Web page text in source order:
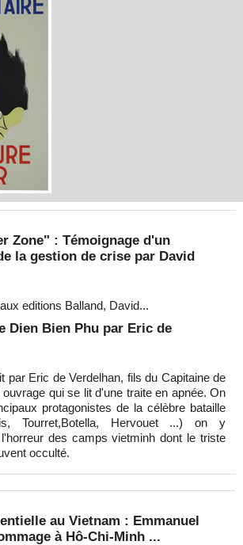
Zone" : Témoignage d'un
la gestion de crise par David
editions Balland, David...
Dien Bien Phu par Eric de
par Eric de Verdelhan, fils du Capitaine de
qui se lit d'une traite en apnée. On
protagonistes de la célèbre bataille
Tourret,Botella, Hervouet ...) on y
des camps vietminh dont le triste
occulté.
au Vietnam : Emmanuel
à Hô-Chi-Minh ...